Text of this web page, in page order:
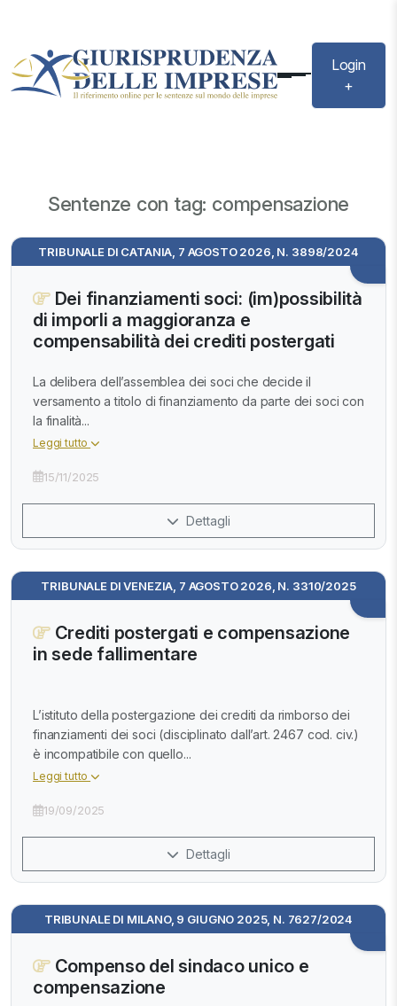
Login
+
Sentenze con tag: compensazione
TRIBUNALE DI CATANIA, 7 AGOSTO 2026, N. 3898/2024
Dei finanziamenti soci: (im)possibilità
di imporli a maggioranza e
compensabilità dei crediti postergati
La delibera dell’assemblea dei soci che decide il
versamento a titolo di finanziamento da parte dei soci con
la finalità...
Leggi tutto
15/11/2025
Dettagli
TRIBUNALE DI VENEZIA, 7 AGOSTO 2026, N. 3310/2025
Crediti postergati e compensazione
in sede fallimentare
L’istituto della postergazione dei crediti da rimborso dei
finanziamenti dei soci (disciplinato dall’art. 2467 cod. civ.)
è incompatibile con quello...
Leggi tutto
19/09/2025
Dettagli
TRIBUNALE DI MILANO, 9 GIUGNO 2025, N. 7627/2024
Compenso del sindaco unico e
compensazione